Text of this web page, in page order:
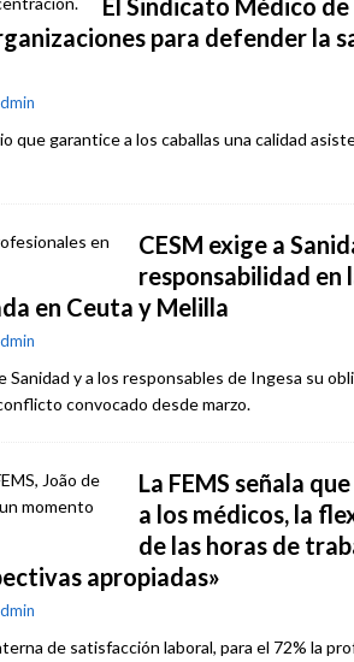
El Sindicato Médico
para defender la
que garantice a los caballas una calidad
CESM exige a
responsabilidad en
en Ceuta y Melilla
Sanidad y a los responsables de Ingesa su
convocado desde marzo.
La FEMS señala
a los médicos, la
de las horas de
apropiadas»
de satisfacción laboral, para el 72% la